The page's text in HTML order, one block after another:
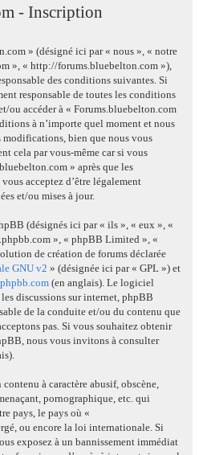
- Inscription
» (désigné ici par « nous », « notre
», « http://forums.bluebelton.com »),
des conditions suivantes. Si
responsable de toutes les conditions
ou accéder à « Forums.bluebelton.com
à n’importe quel moment et nous
modifications, bien que nous vous
cela par vous-même car si vous
» après que les
acceptez d’être légalement
et/ou mises à jour.
(désignés ici par « ils », « eux », «
», « phpBB Limited », «
de création de forums déclarée
GNU v2 » (désignée ici par « GPL ») et
(en anglais). Le logiciel
discussions sur internet, phpBB
de la conduite et/ou du contenu que
pas. Si vous souhaitez obtenir
nous vous invitons à consulter
à caractère abusif, obscène,
pornographique, etc. qui
pays, le pays où «
ou encore la loi internationale. Si
exposez à un bannissement immédiat